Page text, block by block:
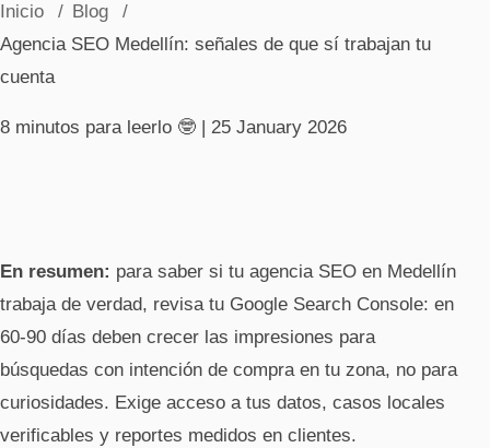
Inicio
Blog
Agencia SEO Medellín: señales de que sí trabajan tu
cuenta
8 minutos para leerlo 🤓 | 25 January 2026
En resumen: para saber si tu agencia SEO en Medellín
trabaja de verdad, revisa tu Google Search Console: en
60-90 días deben crecer las impresiones para
búsquedas con intención de compra en tu zona, no para
curiosidades. Exige acceso a tus datos, casos locales
verificables y reportes medidos en clientes.